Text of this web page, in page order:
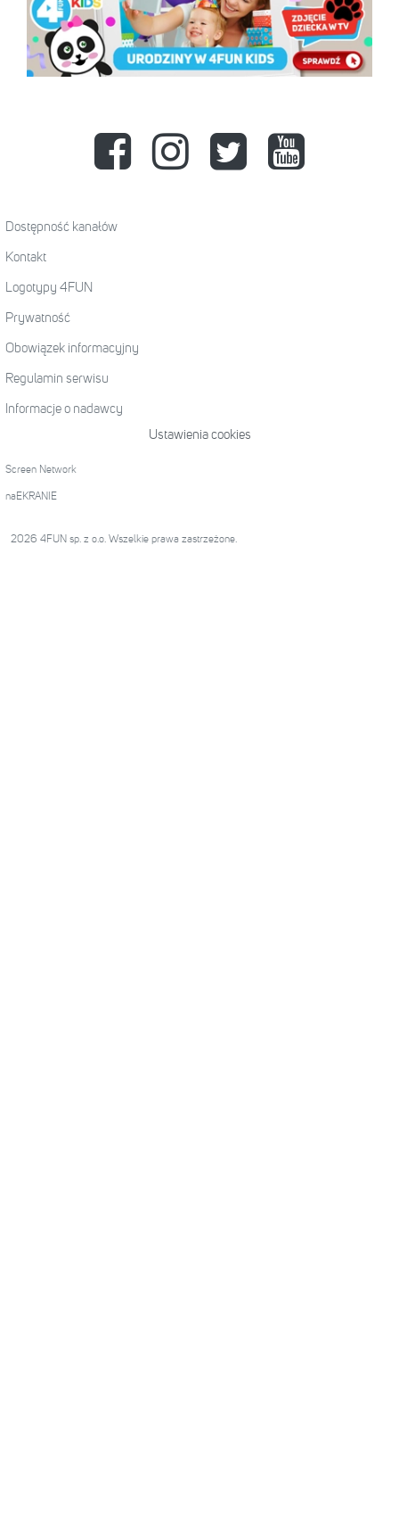
Dostępność kanałów
Kontakt
Logotypy 4FUN
Prywatność
Obowiązek informacyjny
Regulamin serwisu
Informacje o nadawcy
Ustawienia cookies
Screen Network
naEKRANIE
2026 4FUN sp. z o.o. Wszelkie prawa zastrzeżone.